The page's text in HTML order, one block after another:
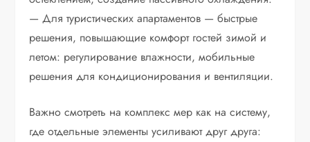
— Для туристических апартаментов — быстрые
решения, повышающие комфорт гостей зимой и
летом: регулирование влажности, мобильные
решения для кондиционирования и вентиляции.
Важно смотреть на комплекс мер как на систему,
где отдельные элементы усиливают друг друга: